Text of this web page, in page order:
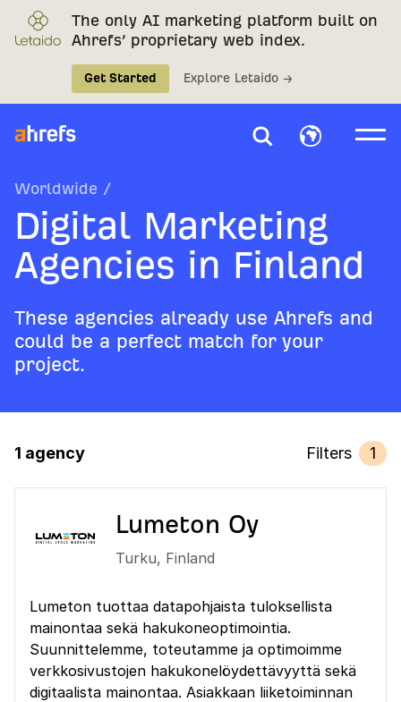
The only AI marketing platform built on
Ahrefs’ proprietary web index.
Get Started Explore Letaido →
Worldwide /
Digital Marketing
Agencies in Finland
These agencies already use Ahrefs and
could be a perfect match for your
project.
1 agency Filters 1
Lumeton Oy
Turku, Finland
Lumeton tuottaa datapohjaista tuloksellista
mainontaa sekä hakukoneoptimointia.
Suunnittelemme, toteutamme ja optimoimme
verkkosivustojen hakukonelöydettävyyttä sekä
digitaalista mainontaa. Asiakkaan liiketoiminnan